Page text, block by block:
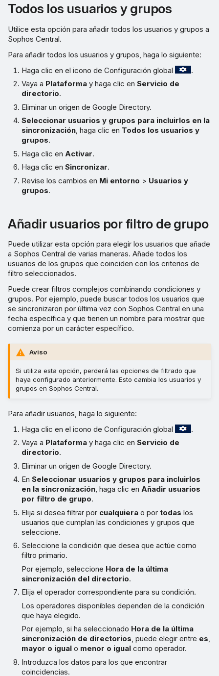
Todos los usuarios y grupos
Utilice esta opción para añadir todos los usuarios y grupos a
Sophos Central.
Para añadir todos los usuarios y grupos, haga lo siguiente:
Haga clic en el icono de Configuración global
.
Vaya a Plataforma y haga clic enServicio de
directorio.
Eliminar un origen de Google Directory.
Seleccionar usuarios y grupos para incluirlos en la
sincronización, haga clic en Todos los usuarios y
grupos.
Haga clic en Activar.
Haga clic enSincronizar.
Revise los cambios en Mi entorno > Usuarios y
grupos.
Añadir usuarios por filtro de grupo
Puede utilizar esta opción para elegir los usuarios que añade
a Sophos Central de varias maneras. Añade todos los
usuarios de los grupos que coinciden con los criterios de
filtro seleccionados.
Puede crear filtros complejos combinando condiciones y
grupos. Por ejemplo, puede buscar todos los usuarios que
se sincronizaron por última vez con Sophos Central en una
fecha específica y que tienen un nombre para mostrar que
comienza por un carácter específico.
Aviso
Si utiliza esta opción, perderá las opciones de filtrado que
haya configurado anteriormente. Esto cambia los usuarios y
grupos en Sophos Central.
Para añadir usuarios, haga lo siguiente:
Haga clic en el icono de Configuración global
.
Vaya a Plataforma y haga clic enServicio de
directorio.
Eliminar un origen de Google Directory.
EnSeleccionar usuarios y grupos para incluirlos
en la sincronización, haga clic enAñadir usuarios
por filtro de grupo.
Elija si desea filtrar por cualquiera o portodas los
usuarios que cumplan las condiciones y grupos que
seleccione.
Seleccione la condición que desea que actúe como
filtro primario.
Por ejemplo, seleccione Hora de la última
sincronización del directorio.
Elija el operador correspondiente para su condición.
Los operadores disponibles dependen de la condición
que haya elegido.
Por ejemplo, si ha seleccionado Hora de la última
sincronización de directorios, puede elegir entre es,
mayor o igual o menor o igual como operador.
Introduzca los datos para los que encontrar
coincidencias.